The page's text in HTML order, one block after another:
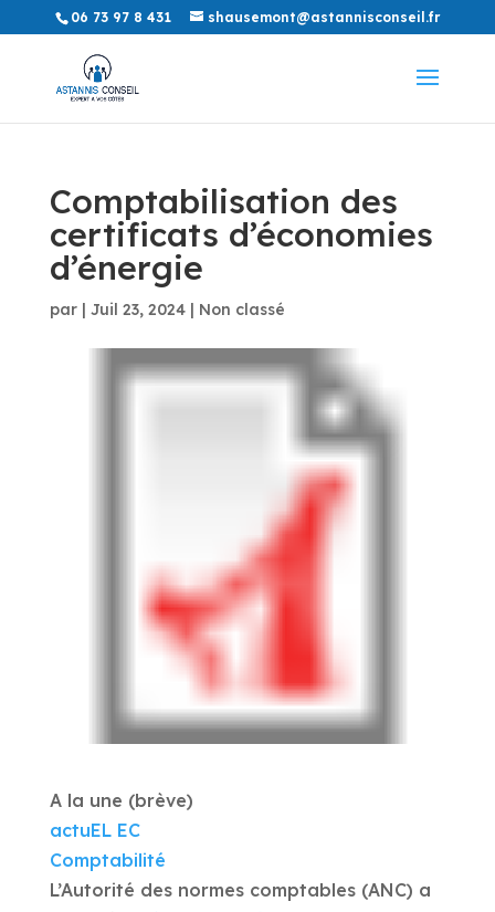
06 73 97 8 431 shausemont@astannisconseil.fr
Comptabilisation des
certificats d’économies
d’énergie
par | Juil 23, 2024| Non classé
A la une (brève)
actuEL EC
Comptabilité
L’Autorité des normes comptables (ANC) a